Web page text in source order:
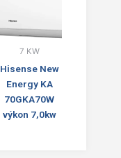
7 KW
Hisense New
Energy KA
70GKA70W
výkon 7,0kw